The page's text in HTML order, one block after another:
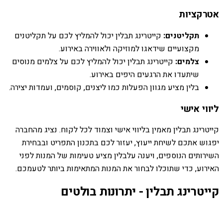
אטרקציות
תקליטנים: קייטרינג תבלין יכול להמליץ לכם על תקליטנים
מקצועיים שידאגו למוזיקה ולאווירה באירוע.
צלמים: קייטרינג תבלין יכול להמליץ לכם על צלמים מנוסים
שיתעדו את הרגעים היפים באירוע.
בלין מציע מגוון הפעלות כמו ליצנים, קוסמים, ועמדות יצירה.
ליווי אישי
קייטרינג תבלין מאמין בליווי אישי וצמוד לכל לקוח. נציג מהחברה
יפגוש אתכם לשיחת ייעוץ, יעזור לכם בתכנון התפריט ובבחירת
השירותים הנוספים, ויענה עלבלין מציע טעימות של המנות לפני
האירוע, כדי שתוכלו לבחור את המנות המתאימות ביותר לטעמכם.
קייטרינג תבלין - יתרונות בולטים